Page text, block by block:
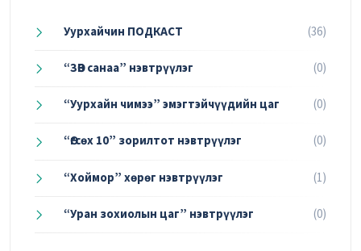
Уурхайчин ПОДКАСТ (36)
“ЗӨВ санаа” нэвтрүүлэг (0)
“Уурхайн чимээ” эмэгтэйчүүдийн цаг (0)
“Өгсөх 10” зорилтот нэвтрүүлэг (0)
“Хоймор” хөрөг нэвтрүүлэг (1)
“Уран зохиолын цаг” нэвтрүүлэг (0)